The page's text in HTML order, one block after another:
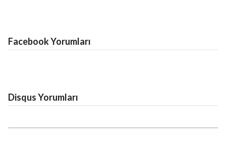
Facebook Yorumları
Disqus Yorumları